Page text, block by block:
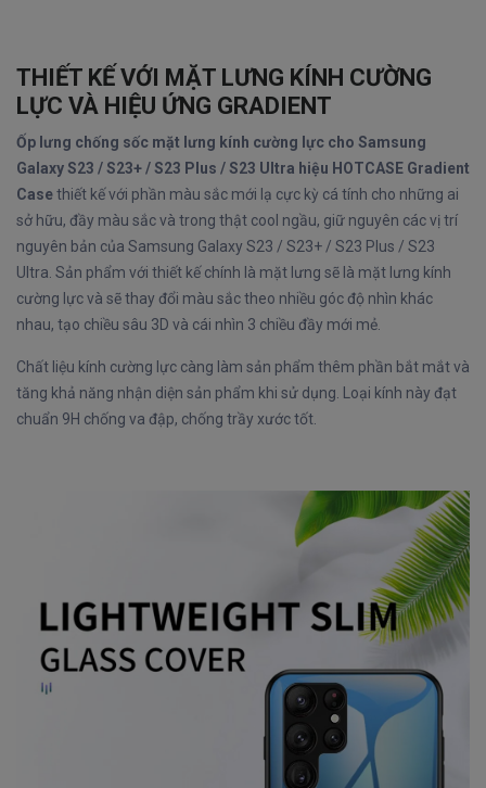
THIẾT KẾ VỚI MẶT LƯNG KÍNH CƯỜNG
LỰC VÀ HIỆU ỨNG GRADIENT
Ốp lưng chống sốc mặt lưng kính cường lực cho Samsung
Galaxy S23 / S23+ / S23 Plus / S23 Ultra hiệu HOTCASE Gradient
Casethiết kế với phần màu sắc mới lạ cực kỳ cá tính cho những ai
sở hữu, đầy màu sắc và trong thật cool ngầu, giữ nguyên các vị trí
nguyên bản của Samsung Galaxy S23 / S23+ / S23 Plus / S23
Ultra. Sản phẩm với thiết kế chính là mặt lưng sẽ là mặt lưng kính
cường lực và sẽ thay đổi màu sắc theo nhiều góc độ nhìn khác
nhau, tạo chiều sâu 3D và cái nhìn 3 chiều đầy mới mẻ.
Chất liệu kính cường lực càng làm sản phẩm thêm phần bắt mắt và
tăng khả năng nhận diện sản phẩm khi sử dụng. Loại kính này đạt
chuẩn 9H chống va đập, chống trầy xước tốt.